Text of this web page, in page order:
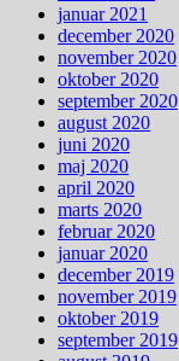
januar 2021
december 2020
november 2020
oktober 2020
september 2020
august 2020
juni 2020
maj 2020
april 2020
marts 2020
februar 2020
januar 2020
december 2019
november 2019
oktober 2019
september 2019